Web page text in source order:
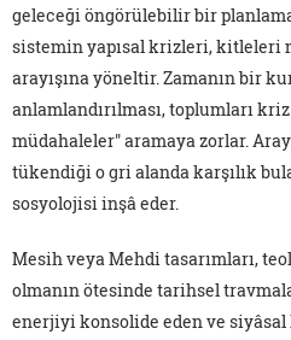
geleceği öngörülebilir bir
sistemin yapısal krizleri, kitleleri
arayışına yöneltir. Zamanın bir
anlamlandırılması, toplumları
müdahaleler" aramaya zorlar.
tükendiği o gri alanda karşılık
sosyolojisi inşâ eder.
Mesih veya Mehdi tasarımları,
olmanın ötesinde tarihsel
enerjiyi konsolide eden ve